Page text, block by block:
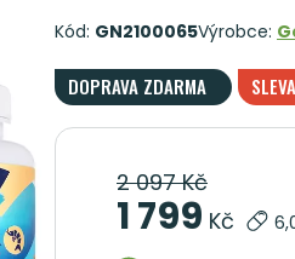
Kód: GN2100065Výrobce:
DOPRAVA ZDARMA
2 097 Kč
1 799 Kč